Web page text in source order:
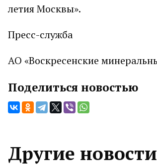
летия Москвы».
Пресс-служба
АО «Воскресенские
Поделиться новостью
Другие новости